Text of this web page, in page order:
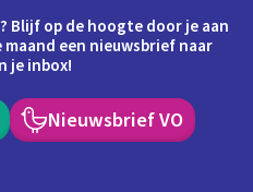
Blijf op de hoogte door je aan
een nieuwsbrief naar
je inbox!
Nieuwsbrief VO